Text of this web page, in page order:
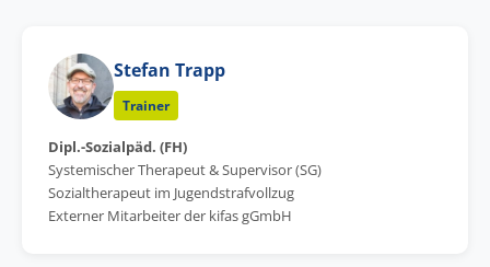
Stefan Trapp
Trainer
Dipl.-Sozialpäd. (FH)
Systemischer Therapeut & Supervisor (SG)
Sozialtherapeut im Jugendstrafvollzug
Externer Mitarbeiter der kifas gGmbH